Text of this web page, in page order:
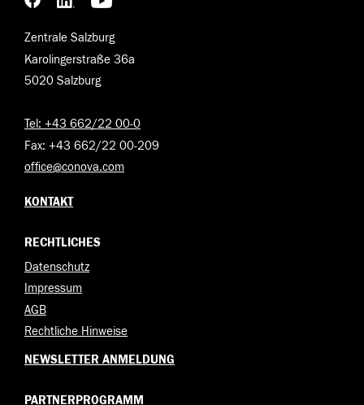
Zentrale Salzburg
Karolingerstraße 36a
5020 Salzburg
Tel: +43 662/22 00-0
Fax: +43 662/22 00-209
office@conova.com
KONTAKT
RECHTLICHES
Datenschutz
Impressum
AGB
Rechtliche Hinweise
NEWSLETTER ANMELDUNG
PARTNERPROGRAMM